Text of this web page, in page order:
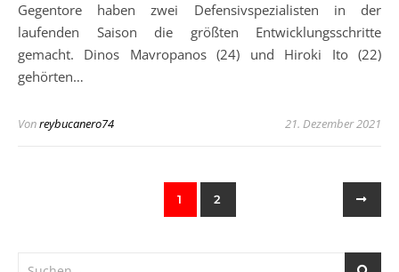
Gegentore haben zwei Defensivspezialisten in der
laufenden Saison die größten Entwicklungsschritte
gemacht. Dinos Mavropanos (24) und Hiroki Ito (22)
gehörten…
Vonreybucanero74 21. Dezember 2021
1 2